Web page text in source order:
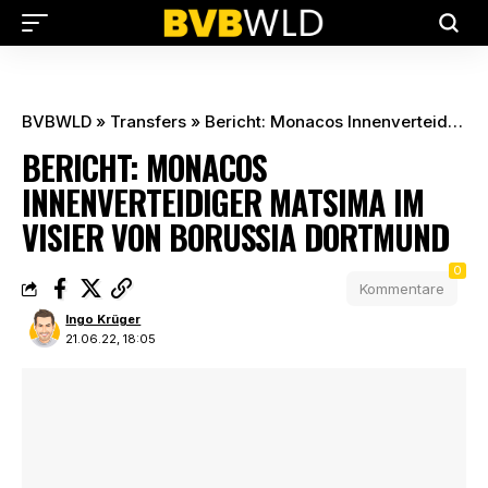
BVBWLD » Transfers » Bericht: Monacos Innenverteidiger Matsima im Visier von Borussia Dortmund
BERICHT: MONACOS
INNENVERTEIDIGER MATSIMA IM
VISIER VON BORUSSIA DORTMUND
21.06.22, 18:05
Ingo Krüger
Kommentare
0